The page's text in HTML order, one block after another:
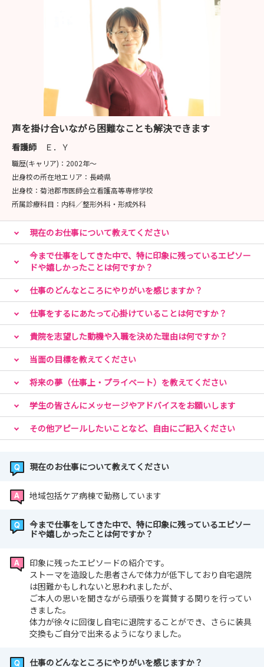
声を掛け合いながら困難なことも解決できます
看護師 Ｅ．Ｙ
職歴(キャリア)： 2002年〜
出身校の所在地エリア： 長崎県
出身校： 菊池郡市医師会立看護高等専修学校
所属診療科目： 内科／整形外科・形成外科
現在のお仕事について教えてください
今まで仕事をしてきた中で、特に印象に残っているエピソー
ドや嬉しかったことは何ですか？
仕事のどんなところにやりがいを感じますか？
仕事をするにあたって心掛けていることは何ですか？
貴院を志望した動機や入職を決めた理由は何ですか？
当面の目標を教えてください
将来の夢（仕事上・プライベート）を教えてください
学生の皆さんにメッセージやアドバイスをお願いします
その他アピールしたいことなど、自由にご記入ください
現在のお仕事について教えてください
地域包括ケア病棟で勤務しています
今まで仕事をしてきた中で、特に印象に残っているエピソー
ドや嬉しかったことは何ですか？
印象に残ったエピソードの紹介です。
ストーマを造設した患者さんで体力が低下しており自宅退院
は困難かもしれないと思われましたが、
ご本人の思いを聞きながら頑張りを賞賛する関りを行ってい
きました。
体力が徐々に回復し自宅に退院することができ、さらに装具
交換もご自分で出来るようになりました。
仕事のどんなところにやりがいを感じますか？